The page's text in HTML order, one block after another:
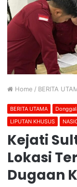
Home / BERITA
BERITA UTAMA
LIPUTAN KHUSUS
Kejati
Lokasi
Dugaan